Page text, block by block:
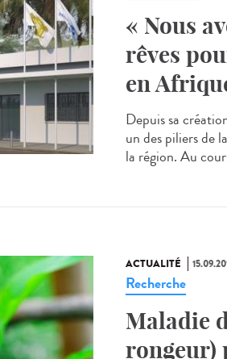
« Nous
rêves
en
Depuis sa
un des piliers de
la région. Au
ACTUALITÉ
Recherche
Maladie
rongeur)